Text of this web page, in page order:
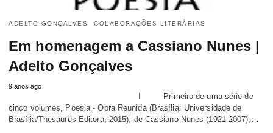
ADELTO GONÇALVES COLABORAÇÕES LITERÁRIAS
Em homenagem a Cassiano Nunes |
Adelto Gonçalves
9 anos ago
I Primeiro de uma série de
cinco volumes, Poesia - Obra Reunida (Brasília: Universidade de
Brasília/Thesaurus Editora, 2015), de Cassiano Nunes (1921-2007),…